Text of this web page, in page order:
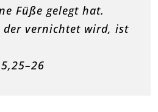
Füße gelegt hat.
der vernichtet wird, ist